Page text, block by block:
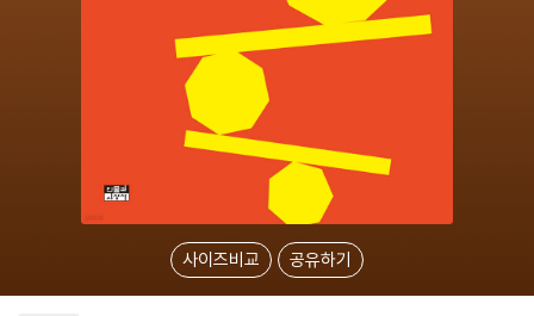
사이즈비교 공유하기